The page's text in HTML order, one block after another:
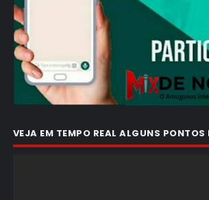
VEJA EM TEMPO REAL ALGUNS PONTOS